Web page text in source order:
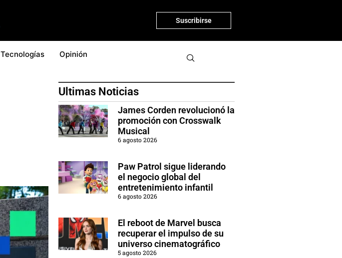
Suscribirse
Tecnologías Opinión
Ultimas Noticias
James Corden revolucionó la
promoción con Crosswalk
Musical
6 agosto 2026
Paw Patrol sigue liderando
el negocio global del
entretenimiento infantil
6 agosto 2026
El reboot de Marvel busca
recuperar el impulso de su
universo cinematográfico
5 agosto 2026